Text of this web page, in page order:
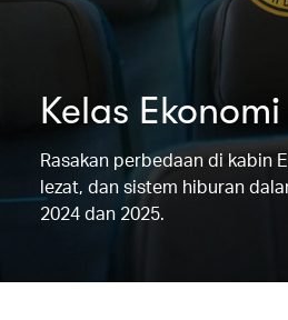
Kelas Ekonomi
Rasakan perbedaan di kabin
lezat, dan sistem hiburan
2024 dan 2025.